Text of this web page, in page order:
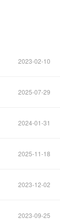
2023-02-10
2025-07-29
2024-01-31
2025-11-18
2023-12-02
2023-09-25